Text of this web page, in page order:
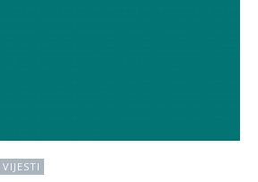
VIJESTI